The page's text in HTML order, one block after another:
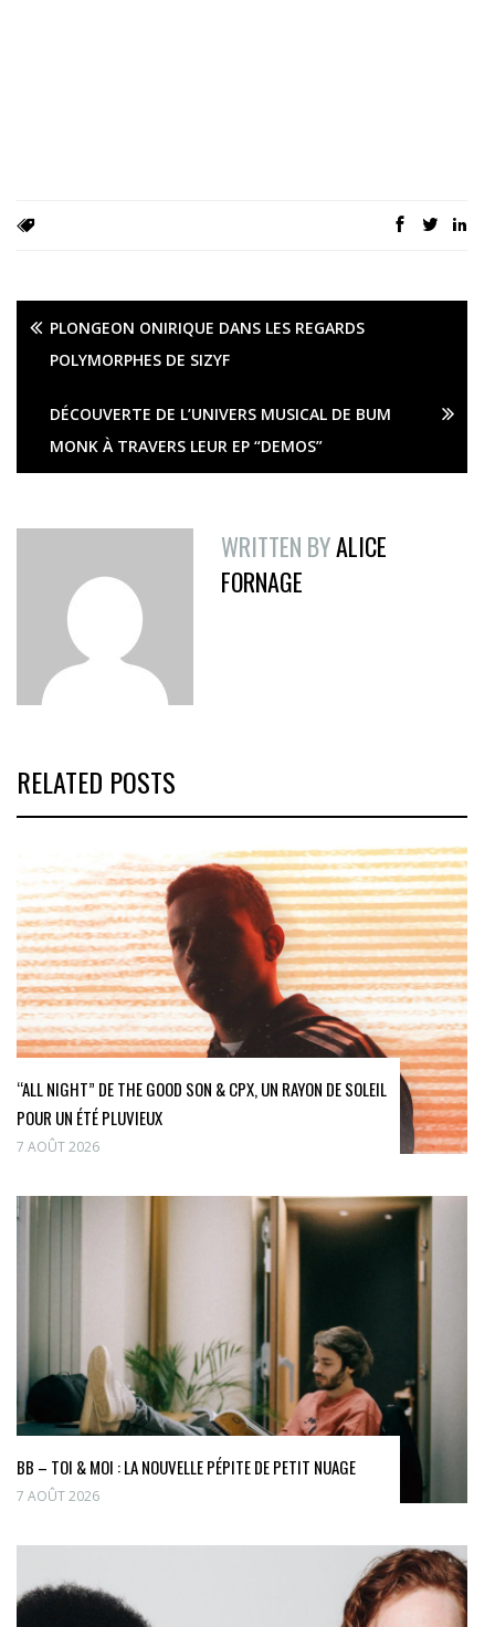
PLONGEON ONIRIQUE DANS LES REGARDS
POLYMORPHES DE SIZYF
DÉCOUVERTE DE L’UNIVERS MUSICAL DE BUM
MONK À TRAVERS LEUR EP “DEMOS”
WRITTEN BYALICE
FORNAGE
RELATED POSTS
“ALL NIGHT” DE THE GOOD SON & CPX, UN RAYON DE SOLEIL
POUR UN ÉTÉ PLUVIEUX
7 AOÛT 2026
BB – TOI & MOI : LA NOUVELLE PÉPITE DE PETIT NUAGE
7 AOÛT 2026